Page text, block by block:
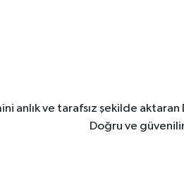
anlık ve tarafsız şekilde
Doğru ve